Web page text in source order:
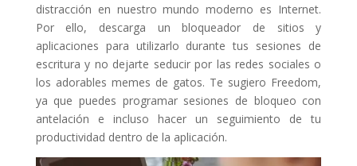
distracción en nuestro mundo moderno es Internet.
Por ello, descarga un bloqueador de sitios y
aplicaciones para utilizarlo durante tus sesiones de
escritura y no dejarte seducir por las redes sociales o
los adorables memes de gatos. Te sugiero Freedom,
ya que puedes programar sesiones de bloqueo con
antelación e incluso hacer un seguimiento de tu
productividad dentro de la aplicación.